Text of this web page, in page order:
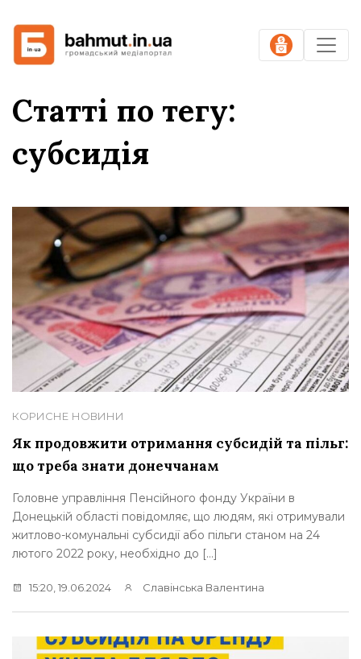
Статті по тегу:
субсидія
КОРИСНЕ НОВИНИ
Як продовжити отримання субсидій та пільг:
що треба знати донеччанам
Головне управління Пенсійного фонду України в
Донецькій області повідомляє, що людям, які отримували
житлово-комунальні субсидії або пільги станом на 24
лютого 2022 року, необхідно до […]
15:20, 19.06.2024 Славінська Валентина